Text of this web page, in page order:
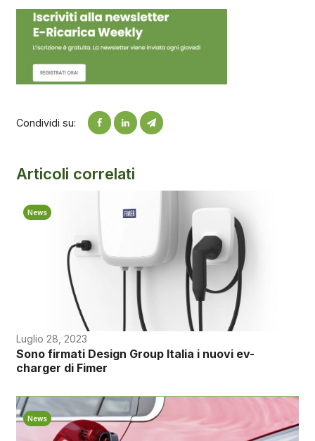
Condividi su:
Articoli correlati
News
Luglio 28, 2023
Sono firmati Design Group Italia i nuovi ev-
charger di Fimer
News